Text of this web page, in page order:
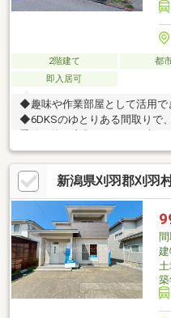
2階建て 都
即入居可
◆趣味や作業部屋として活用で
◆6DKSのゆとりある間取りで
季節の物や衣類がすっきり収
まで徒歩約7分（約550m）で
ブンイレブン柏崎新花町店）
築部分（合計 55.36㎡）・昭和
年：44.62㎡（13.49坪）
新潟県刈羽郡刈羽
間
築